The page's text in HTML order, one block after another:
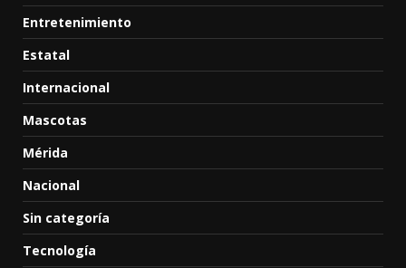
Entretenimiento
Estatal
Internacional
Mascotas
Mérida
Nacional
Sin categoría
Tecnología